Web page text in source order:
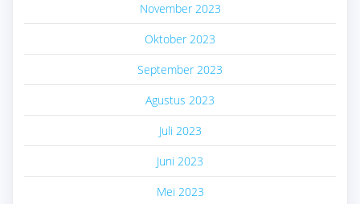
November 2023
Oktober 2023
September 2023
Agustus 2023
Juli 2023
Juni 2023
Mei 2023